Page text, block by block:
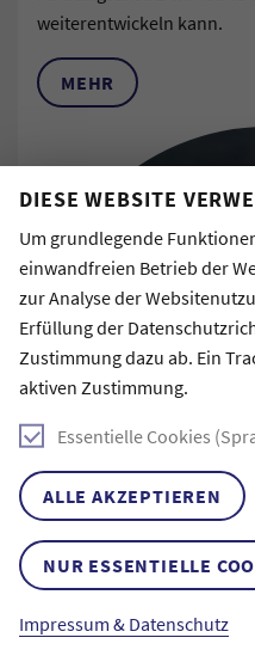
DIESE WEBSITE
Um grundlegende
einwandfreien Betrieb der
zur Analyse der
Erfüllung der
Zustimmung dazu ab. Ein
aktiven Zustimmung.
Essentielle Cookies
ALLE AKZEPTIEREN
NUR ESSENTIELLE
Impressum & Datenschutz
weiterentwickeln kann.
MEHR